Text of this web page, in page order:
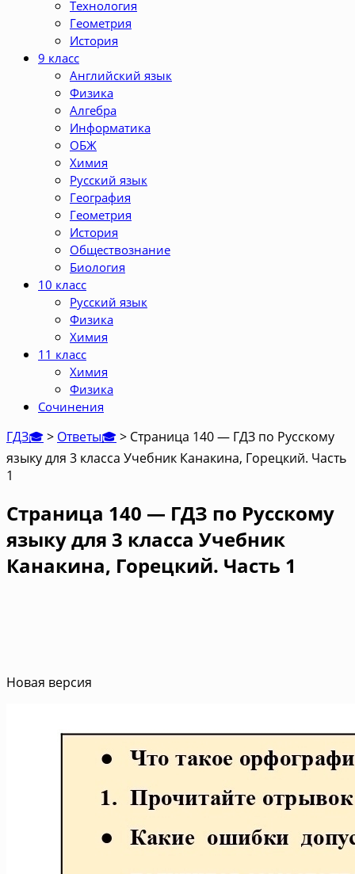
Технология
Геометрия
История
9 класс
Английский язык
Физика
Алгебра
Информатика
ОБЖ
Химия
Русский язык
География
Геометрия
История
Обществознание
Биология
10 класс
Русский язык
Физика
Химия
11 класс
Химия
Физика
Сочинения
ГДЗ🎓> Ответы🎓> Страница 140 — ГДЗ по Русскому
языку для 3 класса Учебник Канакина, Горецкий. Часть
1
Страница 140 — ГДЗ по Русскому
языку для 3 класса Учебник
Канакина, Горецкий. Часть 1
Новая версия